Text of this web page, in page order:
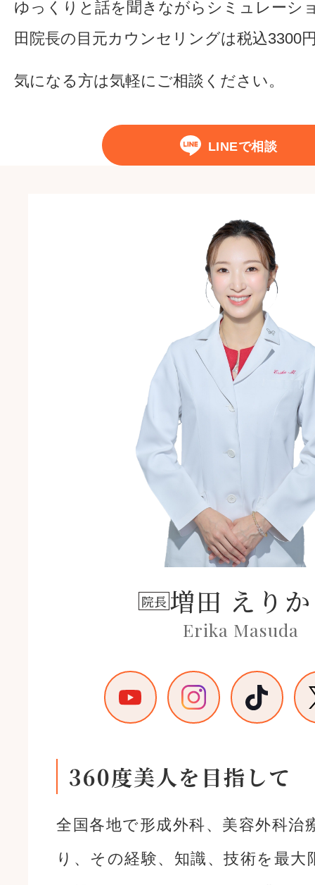
ゆっくりと話を聞きながらシミュレーシ
田院長の目元カウンセリングは税込3300
気になる方は気軽にご相談ください。
LINEで相談
院長増田 えりか
Erika Masuda
360度美人を目指して
全国各地で形成外科、美容外科治
り、その経験、知識、技術を最大